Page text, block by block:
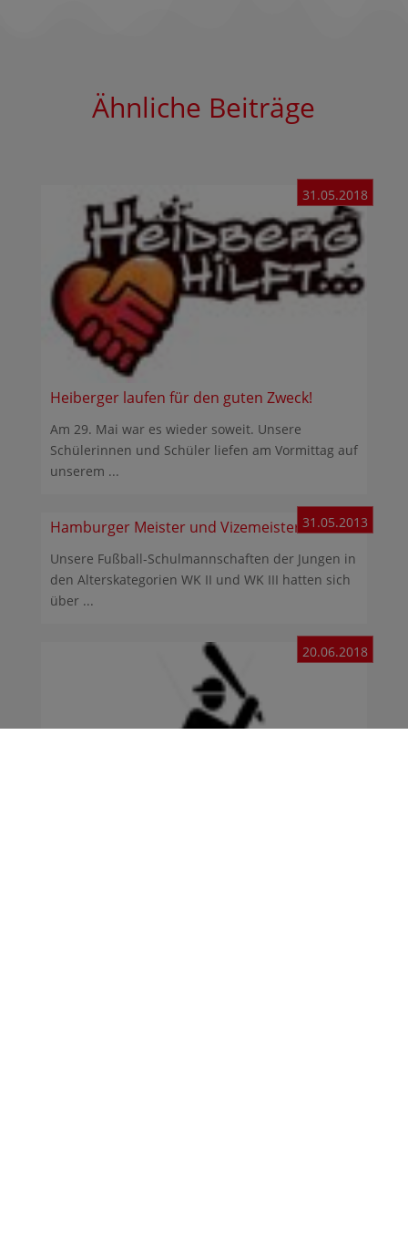
Ähnliche Beiträge
Heiberger laufen für den guten Zweck!
31.05.2018
Am 29. Mai war es wieder soweit. Unsere
Schülerinnen und Schüler liefen am Vormittag auf
unserem ...
Hamburger Meister und Vizemeister 31.05.2013
Unsere Fußball-Schulmannschaften der Jungen in
den Alterskategorien WK II und WK III hatten sich
über ...
20.06.2018